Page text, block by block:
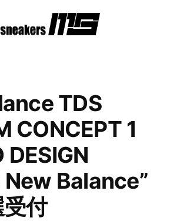
TDS
CONCEPT 1
DESIGN
New Balance”
付